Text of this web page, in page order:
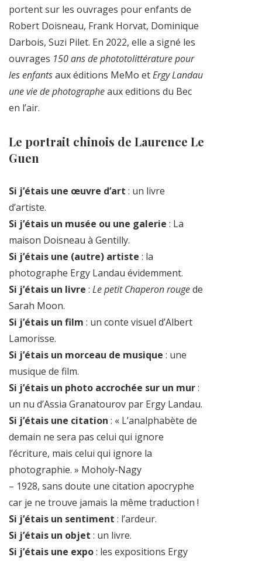
portent sur les ouvrages pour enfants de
Robert Doisneau, Frank Horvat, Dominique
Darbois, Suzi Pilet. En 2022, elle a signé les
ouvrages 150 ans de phototolittérature pour
les enfantsaux éditions MeMo etErgy Landau
une vie de photographeaux editions du Bec
en l’air.
Le portrait chinois de Laurence Le
Guen
Si j’étais une œuvre d’art : un livre
d’artiste.
Si j’étais un musée ou une galerie : La
maison Doisneau à Gentilly.
Si j’étais une (autre) artiste : la
photographe Ergy Landau évidemment.
Si j’étais un livre : Le petit Chaperon rougede
Sarah Moon.
Si j’étais un film : un conte visuel d’Albert
Lamorisse.
Si j’étais un morceau de musique : une
musique de film.
Si j’étais un photo accrochée sur un mur:
un nu d’Assia Granatourov par Ergy Landau.
Si j’étais une citation : « L’analphabète de
demain ne sera pas celui qui ignore
l’écriture, mais celui qui ignore la
photographie. » Moholy-Nagy
– 1928, sans doute une citation apocryphe
car je ne trouve jamais la même traduction !
Si j’étais un sentiment : l’ardeur.
Si j’étais un objet : un livre.
Si j’étais une expo: les expositions Ergy